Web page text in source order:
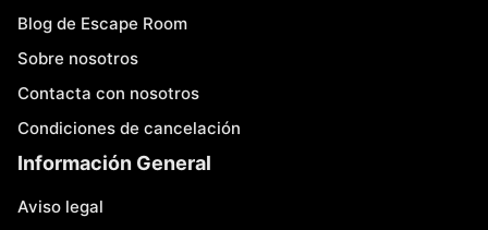
Blog de Escape Room
Sobre nosotros
Contacta con nosotros
Condiciones de cancelación
Información General
Aviso legal